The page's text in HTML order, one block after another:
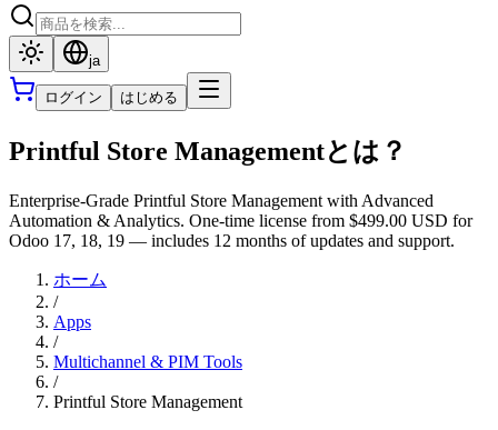
ja
ログイン はじめる
Printful Store Managementとは？
Enterprise-Grade Printful Store Management with Advanced
Automation & Analytics. One-time license from $499.00 USD for
Odoo 17, 18, 19 — includes 12 months of updates and support.
ホーム
/
Apps
/
Multichannel & PIM Tools
/
Printful Store Management